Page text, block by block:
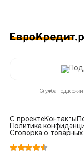
Служба
О проектеКонтакты
Политика
Оговорка о товарных